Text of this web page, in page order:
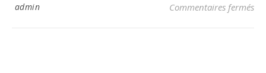
admin Commentaires fermés